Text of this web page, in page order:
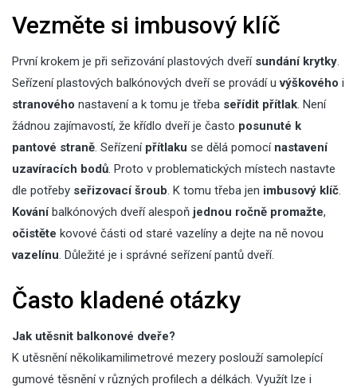
Vezměte si imbusový klíč
První krokem je při seřizování plastových dveří sundání krytky
Seřízení plastových balkónových dveří se provádí uvýškového i
stranového nastavení a k tomu je třeba seřídit přítlak . Není
žádnou zajímavostí, že křídlo dveří je často posunuté k
pantové straně . Seřízení přítlaku se dělá pomocí nastavení
uzavíracích bodů . Proto v problematických místech nastavte
dle potřeby seřizovací šroub . K tomu třeba jen imbusový klíč
Kováníbalkónových dveří alespoň jednou ročně promažte,
očistěte kovové části od staré vazelíny a dejte na ně novou
vazelínu . Důležité je i správné seřízení pantů dveří.
Často kladené otázky
Jak utěsnit balkonové dveře?
K utěsnění několikamilimetrové mezery poslouží samolepící
gumové těsnění v různých profilech a délkách. Využít lze i